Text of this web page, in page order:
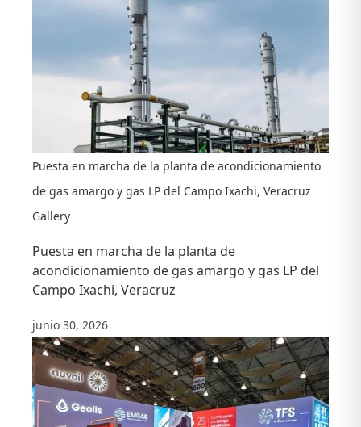
Puesta en marcha de la planta de acondicionamiento
de gas amargo y gas LP del Campo Ixachi, Veracruz
Gallery
Puesta en marcha de la planta de
acondicionamiento de gas amargo y gas LP del
Campo Ixachi, Veracruz
junio 30, 2026